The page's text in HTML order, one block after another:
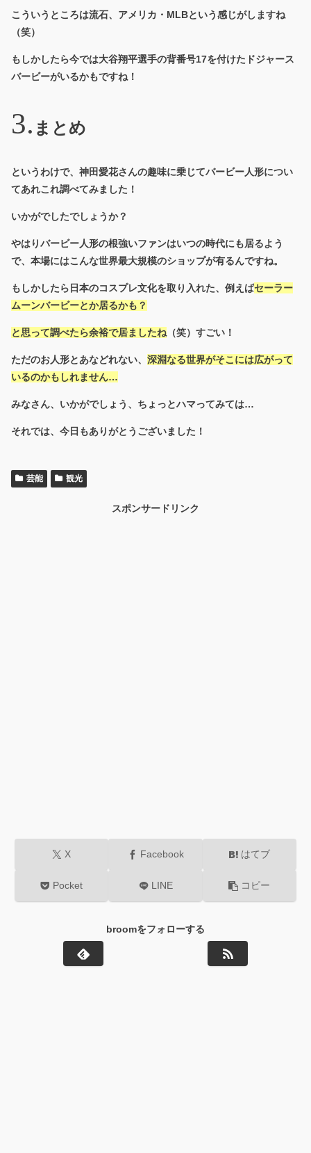
こういうところは流石、アメリカ・MLBという感じがしますね
（笑）
もしかしたら今では大谷翔平選手の背番号17を付けたドジャース
バービーがいるかもですね！
まとめ
というわけで、神田愛花さんの趣味に乗じてバービー人形につい
てあれこれ調べてみました！
いかがでしたでしょうか？
やはりバービー人形の根強いファンはいつの時代にも居るよう
で、本場にはこんな世界最大規模のショップが有るんですね。
もしかしたら日本のコスプレ文化を取り入れた、例えばセーラー
ムーンバービーとか居るかも？
と思って調べたら余裕で居ましたね（笑）すごい！
ただのお人形とあなどれない、 深淵なる世界がそこには広がって
いるのかもしれません…
みなさん、いかがでしょう、ちょっとハマってみては…
それでは、今日もありがとうございました！
芸能 観光
スポンサードリンク
X Facebook はてブ
Pocket LINE コピー
broomをフォローする